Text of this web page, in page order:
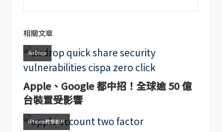
相關文章
AirDrop
Apple、Google 都中招！全球逾 50 億
台裝置受影響
iPhone教學影片